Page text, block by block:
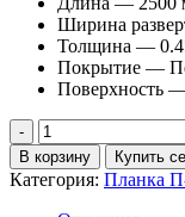
Ширина
Толщина —
Покрытие —
Поверхность
Количество
товара
Планка
П-
В корзину Купить
Категория: Планка